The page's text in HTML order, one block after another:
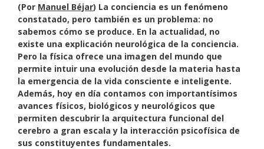
(Por Manuel Béjar) La conciencia es un fenómeno
constatado, pero también es un problema: no
sabemos cómo se produce. En la actualidad, no
existe una explicación neurológica de la conciencia.
Pero la física ofrece una imagen del mundo que
permite intuir una evolución desde la materia hasta
la emergencia de la vida consciente e inteligente.
Además, hoy en día contamos con importantísimos
avances físicos, biológicos y neurológicos que
permiten descubrir la arquitectura funcional del
cerebro a gran escala y la interacción psicofísica de
sus constituyentes fundamentales.